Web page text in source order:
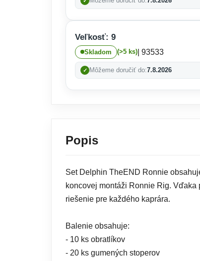
Veľkosť: 9
Skladom (>5 ks) | 93533
Môžeme doručiť do:7.8.2026
Popis
Set Delphin TheEND Ronnie
koncovej montáži Ronnie Rig.
riešenie pre každého kaprára.
Balenie obsahuje:
- 10 ks obratlíkov
- 20 ks gumených stoperov